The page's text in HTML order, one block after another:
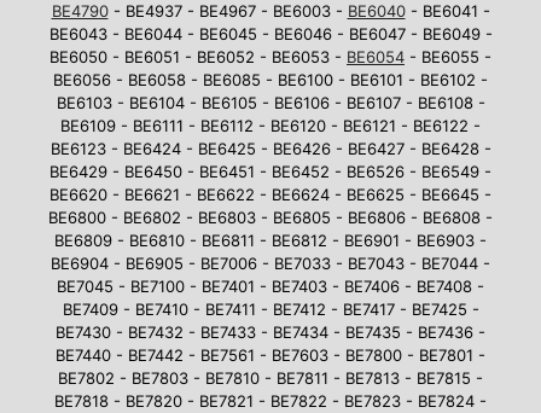
BE4790- BE4937 - BE4967 - BE6003 - BE6040- BE6041 -
BE6043 - BE6044 - BE6045 - BE6046 - BE6047 - BE6049 -
BE6050 - BE6051 - BE6052 - BE6053 - BE6054 - BE6055 -
BE6056 - BE6058 - BE6085 - BE6100 - BE6101 - BE6102 -
BE6103 - BE6104 - BE6105 - BE6106 - BE6107 - BE6108 -
BE6109 - BE6111 - BE6112 - BE6120 - BE6121 - BE6122 -
BE6123 - BE6424 - BE6425 - BE6426 - BE6427 - BE6428 -
BE6429 - BE6450 - BE6451 - BE6452 - BE6526 - BE6549 -
BE6620 - BE6621 - BE6622 - BE6624 - BE6625 - BE6645 -
BE6800 - BE6802 - BE6803 - BE6805 - BE6806 - BE6808 -
BE6809 - BE6810 - BE6811 - BE6812 - BE6901 - BE6903 -
BE6904 - BE6905 - BE7006 - BE7033 - BE7043 - BE7044 -
BE7045 - BE7100 - BE7401 - BE7403 - BE7406 - BE7408 -
BE7409 - BE7410 - BE7411 - BE7412 - BE7417 - BE7425 -
BE7430 - BE7432 - BE7433 - BE7434 - BE7435 - BE7436 -
BE7440 - BE7442 - BE7561 - BE7603 - BE7800 - BE7801 -
BE7802 - BE7803 - BE7810 - BE7811 - BE7813 - BE7815 -
BE7818 - BE7820 - BE7821 - BE7822 - BE7823 - BE7824 -